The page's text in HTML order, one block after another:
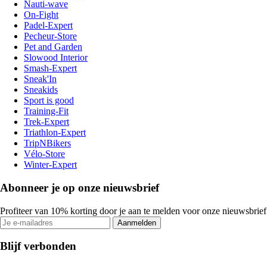
Nauti-wave
On-Fight
Padel-Expert
Pecheur-Store
Pet and Garden
Slowood Interior
Smash-Expert
Sneak'In
Sneakids
Sport is good
Training-Fit
Trek-Expert
Triathlon-Expert
TripNBikers
Vélo-Store
Winter-Expert
Abonneer je op onze nieuwsbrief
Profiteer van 10% korting door je aan te melden voor onze nieuwsbrief
Aanmelden
Blijf verbonden